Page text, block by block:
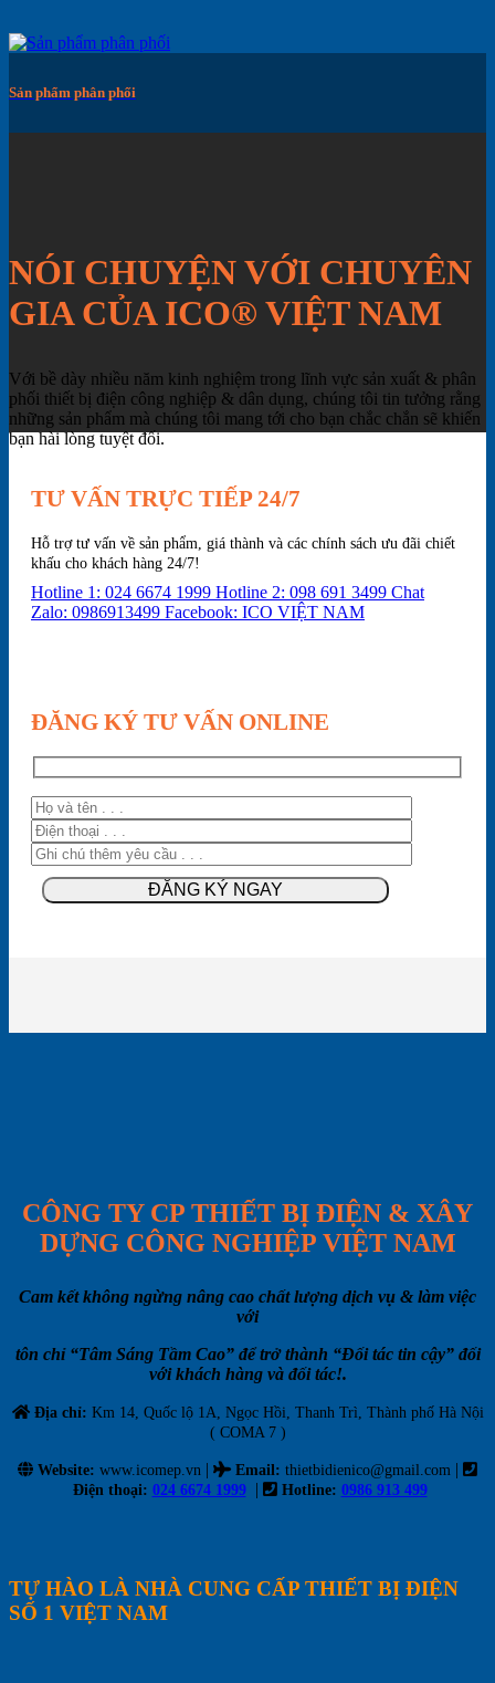
Sản phẩm phân phối
NÓI CHUYỆN VỚI CHUYÊN
GIA CỦA ICO® VIỆT NAM
Với bề dày nhiều năm kinh nghiệm trong lĩnh vực sản xuất & phân
phối thiết bị điện công nghiệp & dân dụng, chúng tôi tin tưởng rằng
những sản phẩm mà chúng tôi mang tới cho bạn chắc chắn sẽ khiến
bạn hài lòng tuyệt đối.
TƯ VẤN TRỰC TIẾP 24/7
Hỗ trợ tư vấn về sản phẩm, giá thành và các chính sách ưu đãi chiết
khấu cho khách hàng 24/7!
Hotline 1: 024 6674 1999 Hotline 2: 098 691 3499 Chat
Zalo: 0986913499 Facebook: ICO VIỆT NAM
ĐĂNG KÝ TƯ VẤN ONLINE
CÔNG TY CP THIẾT BỊ ĐIỆN & XÂY
DỰNG CÔNG NGHIỆP VIỆT NAM
Cam kết không ngừng nâng cao chất lượng dịch vụ & làm việc
với
tôn chỉ “Tâm Sáng Tầm Cao” để trở thành “Đối tác tin cậy” đối
với khách hàng và đối tác!.
Địa chỉ: Km 14, Quốc lộ 1A, Ngọc Hồi, Thanh Trì, Thành phố Hà Nội
( COMA 7 )
Website: www.icomep.vn | Email: thietbidienico@gmail.com |
Điện thoại: 024 6674 1999 | Hotline: 0986 913 499
TỰ HÀO LÀ NHÀ CUNG CẤP THIẾT BỊ ĐIỆN
SỐ 1 VIỆT NAM